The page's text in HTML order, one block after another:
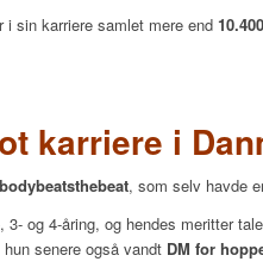
i sin karriere samlet mere end
karriere i
, som selv havde
og 4-åring, og hendes meritter
senere også vandt DM for